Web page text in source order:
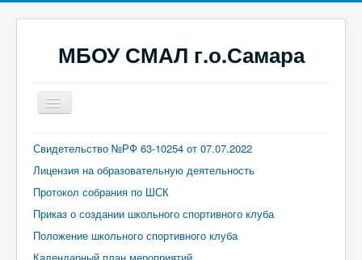
МБОУ СМАЛ г.о.Самара
Включить/
выключить
Сведения об образовательной организации
Новости
Контакты
Свидетельство №РФ 63-10254 от 07.07.2022
Лицензия на образовательную деятельность
Протокол собрания по ШСК
Приказ о создании школьного спортивного клуба
Положение школьного спортивного клуба